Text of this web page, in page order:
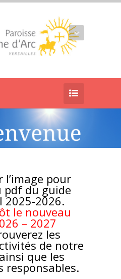
l’image pour
pdf du guide
2025-2026.
le nouveau
– 2027
les
de notre
que les
responsables.